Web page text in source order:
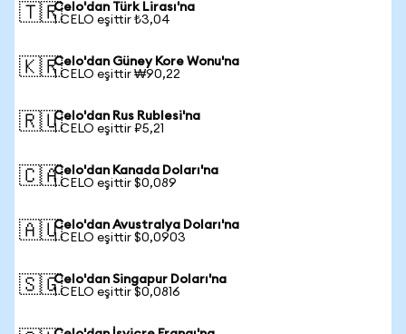
🇹🇷Celo'dan Türk Lirası'na
1 CELO eşittir ₺3,04
🇰🇷Celo'dan Güney Kore Wonu'na
1 CELO eşittir ₩90,22
🇷🇺Celo'dan Rus Rublesi'na
1 CELO eşittir ₽5,21
🇨🇦Celo'dan Kanada Doları'na
1 CELO eşittir $0,089
🇦🇺Celo'dan Avustralya Doları'na
1 CELO eşittir $0,0903
🇸🇬Celo'dan Singapur Doları'na
1 CELO eşittir $0,0816